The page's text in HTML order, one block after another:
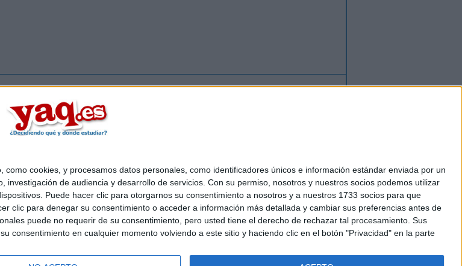
cookies, y procesamos datos personales, como identificadores únicos e información estándar enviada por un
de audiencia y desarrollo de servicios. Con su permiso, nosotros y nuestros socios podemos utilizar
Puede hacer clic para otorgarnos su consentimiento a nosotros y a nuestros 1733 socios para que
clic para denegar su consentimiento o acceder a información más detallada y cambiar sus preferencias antes de
puede no requerir de su consentimiento, pero usted tiene el derecho de rechazar tal procesamiento. Sus
consentimiento en cualquier momento volviendo a este sitio y haciendo clic en el botón "Privacidad" en la parte
Inicia sesiónoregístratepara enviar comentarios
somos|Contactar|Anúnciate
|Condiciones generales|Política de cookies
- Diego de León 47 - 28006 Madrid [ESPAÑA] - Tel. +34 91 593 2767